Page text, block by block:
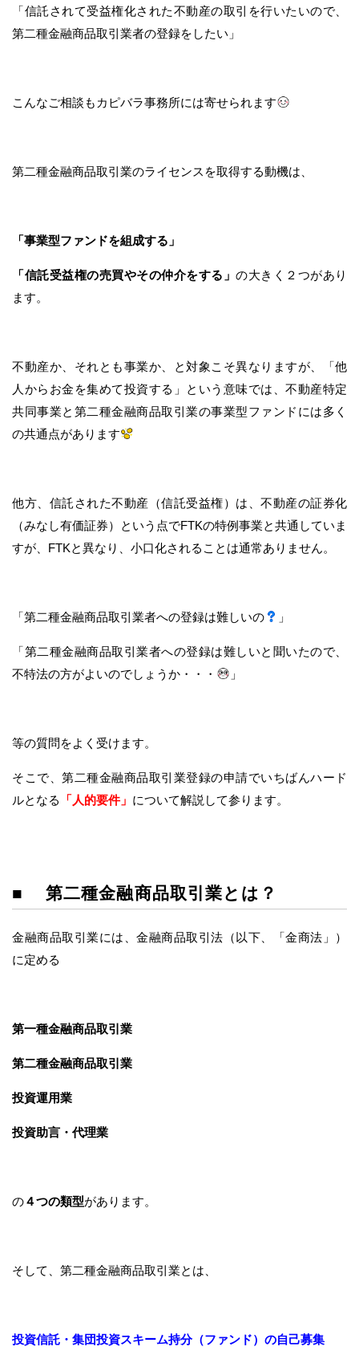
「信託されて受益権化された不動産の取引を行いたいので、
第二種金融商品取引業者の登録をしたい」
こんなご相談もカピバラ事務所には寄せられます
第二種金融商品取引業のライセンスを取得する動機は、
「事業型ファンドを組成する」
「信託受益権の売買やその仲介をする」 の大きく２つがあり
ます。
不動産か、それとも事業か、と対象こそ異なりますが、「他
人からお金を集めて投資する」という意味では、不動産特定
共同事業と第二種金融商品取引業の事業型ファンドには多く
の共通点があります
他方、信託された不動産（信託受益権）は、不動産の証券化
（みなし有価証券）という点でFTKの特例事業と共通していま
すが、FTKと異なり、小口化されることは通常ありません。
「第二種金融商品取引業者への登録は難しいの 」
「第二種金融商品取引業者への登録は難しいと聞いたので、
不特法の方がよいのでしょうか・・・
」
等の質問をよく受けます。
そこで、第二種金融商品取引業登録の申請でいちばんハード
ルとなる
「人的要件」 について解説して参ります。
■ 第二種金融商品取引業とは？
金融商品取引業には、金融商品取引法（以下、「金商法」）
に定める
第一種金融商品取引業
第二種金融商品取引業
投資運用業
投資助言・代理業
の４つの類型があります。
そして、第二種金融商品取引業とは、
投資信託・集団投資スキーム持分（ファンド）の自己募集